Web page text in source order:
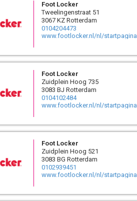
Foot Locker
Tweelingenstraat 51
3067 KZ Rotterdam
0104204473
www.footlocker.nl/nl/startpagina
Foot Locker
Zuidplein Hoog 735
3083 BJ Rotterdam
0104102484
www.footlocker.nl/nl/startpagina
Foot Locker
Zuidplein Hoog 521
3083 BG Rotterdam
0102939451
www.footlocker.nl/nl/startpagina